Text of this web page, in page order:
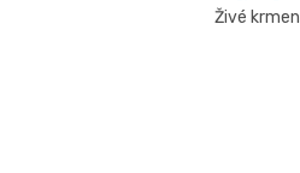
Živé